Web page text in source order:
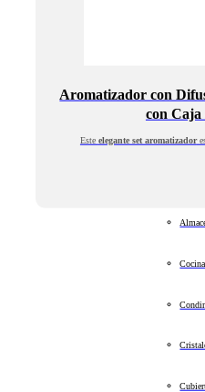
Aromatizador con
con Caja
Este elegante set aromatizador